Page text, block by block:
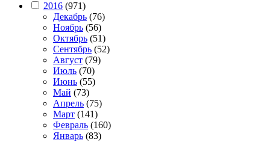
2016 (971)
Декабрь (76)
Ноябрь (56)
Октябрь (51)
Сентябрь (52)
Август (79)
Июль (70)
Июнь (55)
Май (73)
Апрель (75)
Март (141)
Февраль (160)
Январь (83)